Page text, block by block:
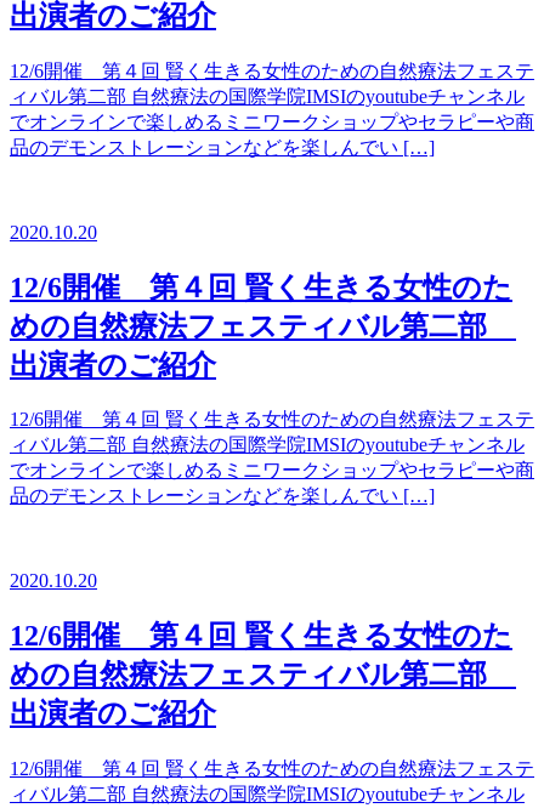
出演者のご紹介
12/6開催 第４回 賢く生きる女性のための自然療法フェステ
ィバル第二部 自然療法の国際学院IMSIのyoutubeチャンネル
でオンラインで楽しめるミニワークショップやセラピーや商
品のデモンストレーションなどを楽しんでい […]
2020.10.20
12/6開催 第４回 賢く生きる女性のた
めの自然療法フェスティバル第二部
出演者のご紹介
12/6開催 第４回 賢く生きる女性のための自然療法フェステ
ィバル第二部 自然療法の国際学院IMSIのyoutubeチャンネル
でオンラインで楽しめるミニワークショップやセラピーや商
品のデモンストレーションなどを楽しんでい […]
2020.10.20
12/6開催 第４回 賢く生きる女性のた
めの自然療法フェスティバル第二部
出演者のご紹介
12/6開催 第４回 賢く生きる女性のための自然療法フェステ
ィバル第二部 自然療法の国際学院IMSIのyoutubeチャンネル